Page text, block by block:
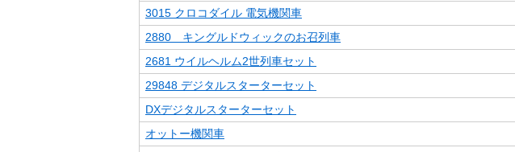
3015 クロコダイル 電気機関車
2880 キングルドウィックのお召列車
2681 ウイルヘルム2世列車セット
29848 デジタルスターターセット
DXデジタルスターターセット
オットー機関車